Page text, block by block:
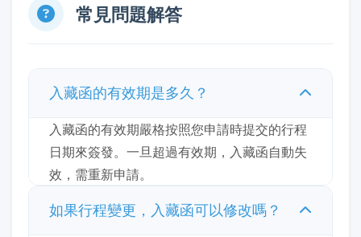
常見問題解答
入藏函的有效期是多久？
入藏函的有效期嚴格按照您申請時提交的行程
日期來簽發。一旦超過有效期，入藏函自動失
效，需重新申請。
如果行程變更，入藏函可以修改嗎？